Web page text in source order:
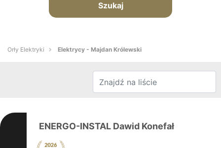
Szukaj
Orły Elektryki Elektrycy - Majdan Królewski
ENERGO-INSTAL Dawid Konefał